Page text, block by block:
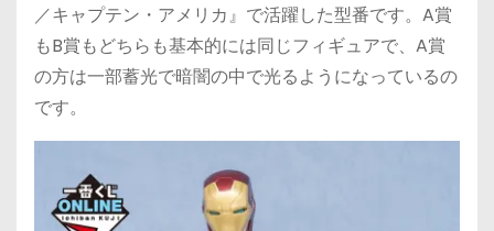
／キャプテン・アメリカ』で活躍した型番です。A賞
もB賞もどちらも基本的には同じフィギュアで、A賞
の方は一部蓄光で暗闇の中で光るようになっているの
です。